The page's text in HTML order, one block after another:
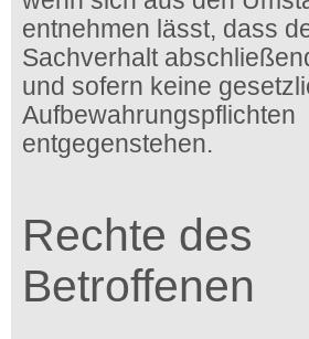
entnehmen lässt, dass
Sachverhalt
und sofern keine
Aufbewahrungspflichten
entgegenstehen.
Rechte des
Betroffenen